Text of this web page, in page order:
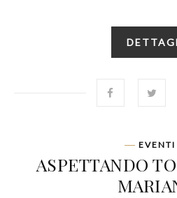
EVENTI
ASPETTANDO